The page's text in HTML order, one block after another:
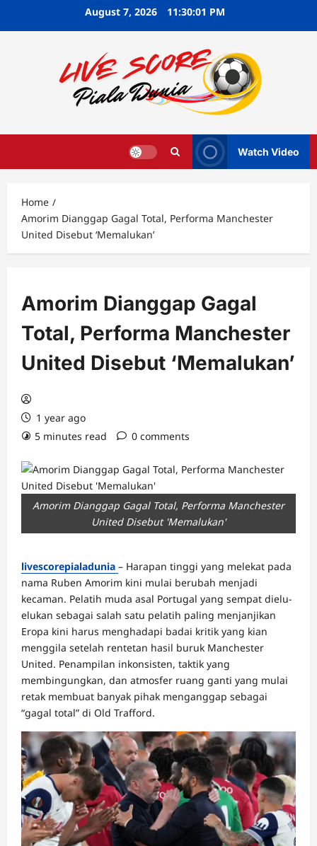
August 7, 2026 11:30:02 PM
Watch Video
Home
Amorim Dianggap Gagal Total, Performa Manchester
United Disebut ‘Memalukan’
Amorim Dianggap Gagal
Total, Performa Manchester
United Disebut ‘Memalukan’
1 year ago
5 minutes read
0 comments
Amorim Dianggap Gagal Total, Performa Manchester
United Disebut 'Memalukan'
livescorepialadunia – Harapan tinggi yang melekat pada
nama Ruben Amorim kini mulai berubah menjadi
kecaman. Pelatih muda asal Portugal yang sempat dielu-
elukan sebagai salah satu pelatih paling menjanjikan
Eropa kini harus menghadapi badai kritik yang kian
menggila setelah rentetan hasil buruk Manchester
United. Penampilan inkonsisten, taktik yang
membingungkan, dan atmosfer ruang ganti yang mulai
retak membuat banyak pihak menganggap sebagai
“gagal total” di Old Trafford.